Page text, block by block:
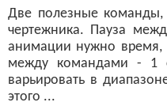
Две полезные
чертежника. Пауза
анимации нужно время,
между командами - 1
варьировать в
этого ...